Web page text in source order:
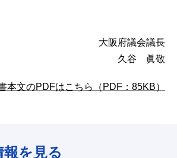
大阪府議会議長
久谷 眞敬
本文のPDFはこちら（PDF：85KB）
を見る